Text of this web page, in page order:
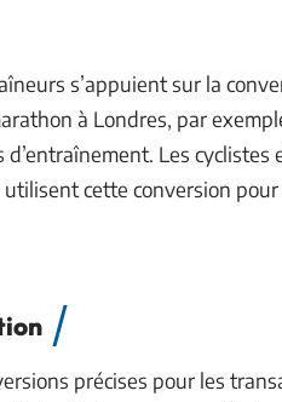
s’appuient sur la
à Londres, par
Les cyclistes
cette conversion
précises pour les